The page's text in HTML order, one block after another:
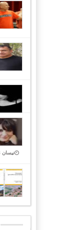
نیسان 23, 2024 Closed